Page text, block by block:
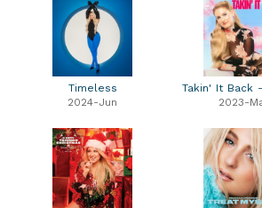
Timeless
2024-Jun
Takin' It Back
2023-